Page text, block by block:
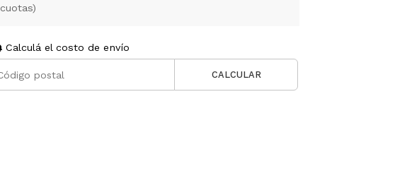
cuotas)
Calculá el costo de envío
CALCULAR